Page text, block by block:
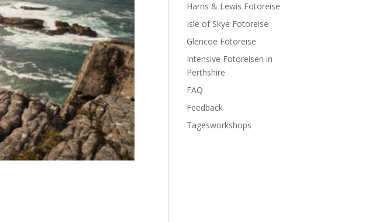
Harris & Lewis Fotoreise
Isle of Skye Fotoreise
Glencoe Fotoreise
Intensive Fotoreisen in
Perthshire
FAQ
Feedback
Tagesworkshops